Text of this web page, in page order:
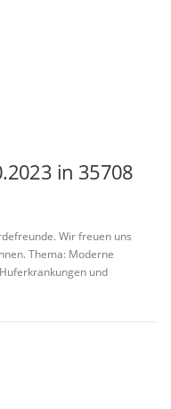
in 35708
Wir freuen uns
Thema: Moderne
und